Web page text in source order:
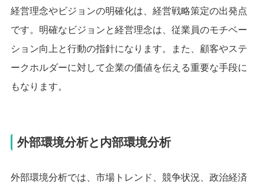
経営理念やビジョンの明確化は、経営戦略策定の出発点
です。明確なビジョンと経営理念は、従業員のモチベー
ション向上と行動の指針になります。また、顧客やステ
ークホルダーに対して企業の価値を伝える重要な手段に
もなります。
外部環境分析と内部環境分析
外部環境分析では、市場トレンド、競争状況、政治経済